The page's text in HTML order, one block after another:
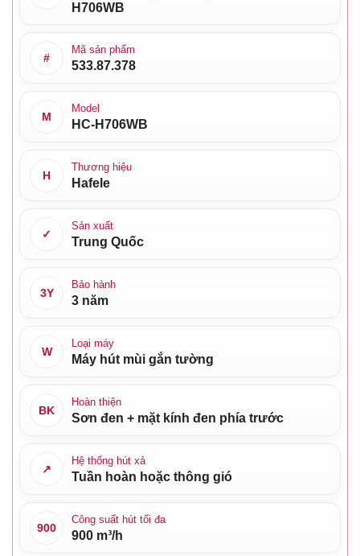
H706WB
#
Mã sản phẩm
533.87.378
M
Model
HC-H706WB
H
Thương hiệu
Hafele
✓
Sản xuất
Trung Quốc
3Y
Bảo hành
3 năm
W
Loại máy
Máy hút mùi gắn tường
BK
Hoàn thiện
Sơn đen + mặt kính đen phía trước
↗
Hệ thống hút xả
Tuần hoàn hoặc thông gió
900
Công suất hút tối đa
900 m³/h